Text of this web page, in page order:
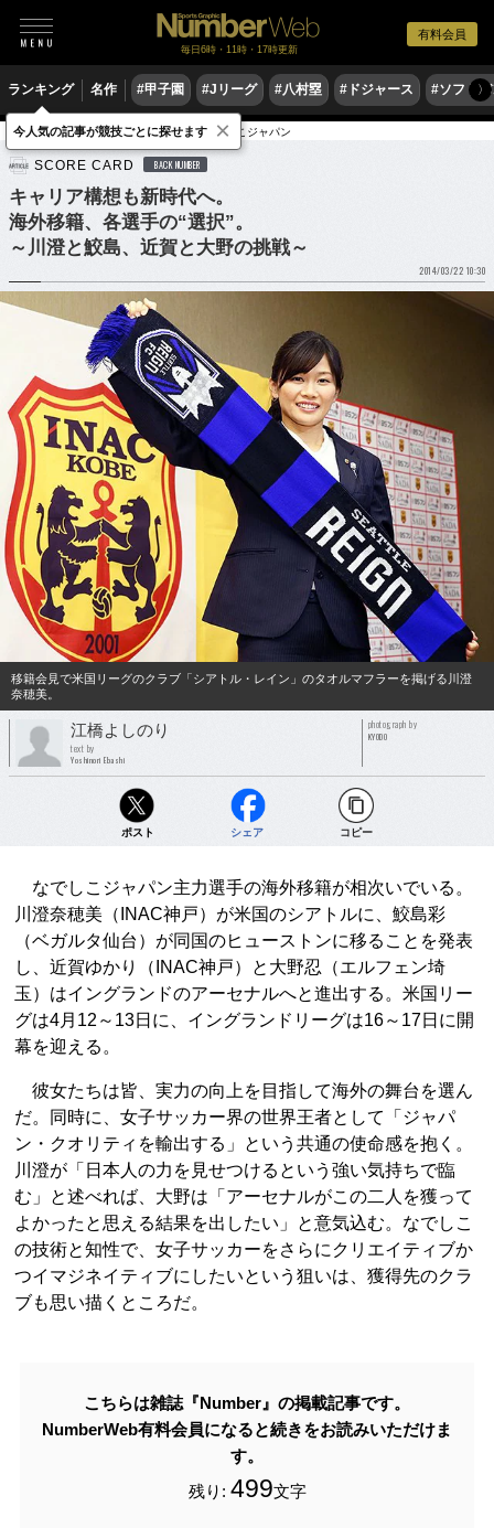
有料会員
毎日6時・11時・17時更新
ランキング 名作 #甲子園 #Jリーグ #八村塁 #ドジャース #ソフト〉
サッカー サッカー日本代表 なでしこジャパン
SCORE CARD BACK NUMBER
キャリア構想も新時代へ。
海外移籍、各選手の“選択”。
～川澄と鮫島、近賀と大野の挑戦～
2014/03/22 10:30
移籍会見で米国リーグのクラブ「シアトル・レイン」のタオルマフラーを掲げる川澄
奈穂美。
江橋よしのり
text by
Yoshinori Ebashi
photograph by
KYODO
ポスト シェア コピー
なでしこジャパン主力選手の海外移籍が相次いでいる。
川澄奈穂美（INAC神戸）が米国のシアトルに、鮫島彩
（ベガルタ仙台）が同国のヒューストンに移ることを発表
し、近賀ゆかり（INAC神戸）と大野忍（エルフェン埼
玉）はイングランドのアーセナルへと進出する。米国リー
グは4月12～13日に、イングランドリーグは16～17日に開
幕を迎える。
彼女たちは皆、実力の向上を目指して海外の舞台を選ん
だ。同時に、女子サッカー界の世界王者として「ジャパ
ン・クオリティを輸出する」という共通の使命感を抱く。
川澄が「日本人の力を見せつけるという強い気持ちで臨
む」と述べれば、大野は「アーセナルがこの二人を獲って
よかったと思える結果を出したい」と意気込む。なでしこ
の技術と知性で、女子サッカーをさらにクリエイティブか
つイマジネイティブにしたいという狙いは、獲得先のクラ
ブも思い描くところだ。
こちらは雑誌『Number』の掲載記事です。
NumberWeb有料会員になると続きをお読みいただけま
す。
残り: 499文字
今人気の記事が競技ごとに探せます ×